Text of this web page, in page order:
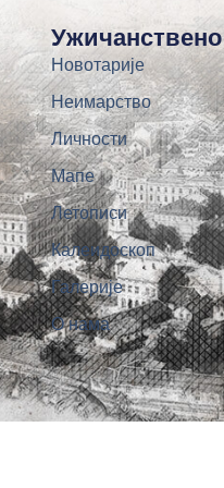
Ужичанствено
Новотарије
Неимарство
Личности
Мапе
Летописи
Калеидоскоп
Галерије
О нама